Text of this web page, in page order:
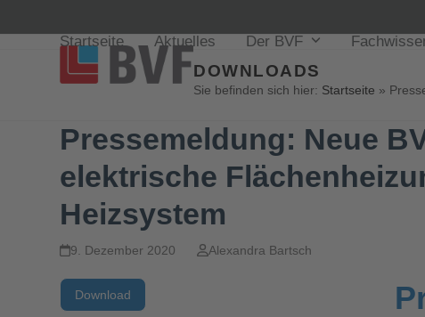
Startseite Aktuelles Der BVF
DOWNLOADS
Sie befinden sich hier: Startseite »
Pressemeldung: Neue
elektrische
Heizsystem
9. Dezember 2020 Alexandra Bartsch
Download